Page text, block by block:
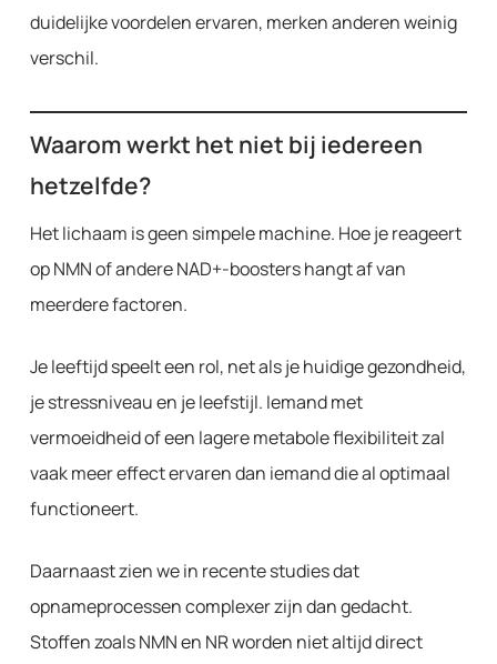
duidelijke voordelen ervaren, merken anderen weinig
verschil.
Waarom werkt het niet bij iedereen
hetzelfde?
Het lichaam is geen simpele machine. Hoe je reageert
op NMN of andere NAD+-boosters hangt af van
meerdere factoren.
Je leeftijd speelt een rol, net als je huidige gezondheid,
je stressniveau en je leefstijl. Iemand met
vermoeidheid of een lagere metabole flexibiliteit zal
vaak meer effect ervaren dan iemand die al optimaal
functioneert.
Daarnaast zien we in recente studies dat
opnameprocessen complexer zijn dan gedacht.
Stoffen zoals NMN en NR worden niet altijd direct